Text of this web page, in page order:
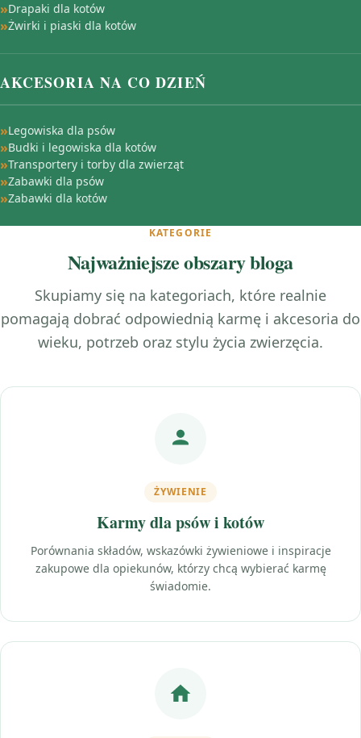
Drapaki dla kotów
Żwirki i piaski dla kotów
AKCESORIA NA CO DZIEŃ
Legowiska dla psów
Budki i legowiska dla kotów
Transportery i torby dla zwierząt
Zabawki dla psów
Zabawki dla kotów
KATEGORIE
Najważniejsze obszary bloga
Skupiamy się na kategoriach, które realnie
pomagają dobrać odpowiednią karmę i akcesoria do
wieku, potrzeb oraz stylu życia zwierzęcia.
ŻYWIENIE
Karmy dla psów i kotów
Porównania składów, wskazówki żywieniowe i inspiracje
zakupowe dla opiekunów, którzy chcą wybierać karmę
świadomie.